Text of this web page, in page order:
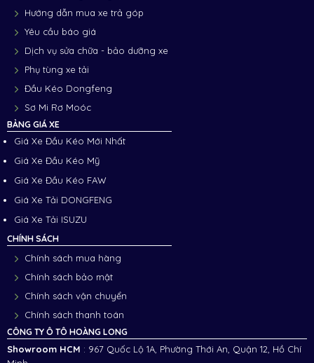
Hướng dẫn mua xe trả góp
Yêu cầu báo giá
Dịch vụ sửa chữa - bảo dưỡng xe
Phụ tùng xe tải
Đầu Kéo Dongfeng
Sơ Mi Rơ Moóc
BẢNG GIÁ XE
Giá Xe Đầu Kéo Mới Nhất
Giá Xe Đầu Kéo Mỹ
Giá Xe Đầu Kéo FAW
Giá Xe Tải DONGFENG
Giá Xe Tải ISUZU
CHÍNH SÁCH
Chính sách mua hàng
Chính sách bảo mật
Chính sách vận chuyển
Chính sách thanh toán
CÔNG TY Ô TÔ HOÀNG LONG
Showroom HCM : 967 Quốc Lộ 1A, Phường Thới An, Quận 12, Hồ Chí